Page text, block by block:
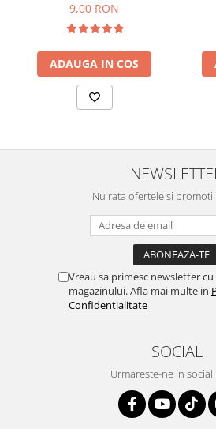
9,00 RON
ADAUGA IN COS
Nu rata ofertele si
Vreau sa primesc newsletter
magazinului. Afla mai multe in
Confidentialitate
SOCIAL
Urmareste-ne in social